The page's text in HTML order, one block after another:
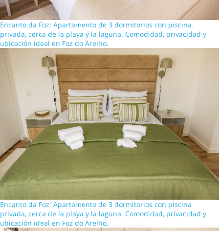
Encanto da Foz: Apartamento de 3 dormitorios con piscina
privada, cerca de la playa y la laguna. Comodidad, privacidad y
ubicación ideal en Foz do Arelho.
Encanto da Foz: Apartamento de 3 dormitorios con piscina
privada, cerca de la playa y la laguna. Comodidad, privacidad y
ubicación ideal en Foz do Arelho.